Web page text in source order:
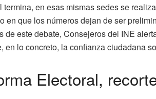
termina, en esas mismas sedes se
en que los números dejan de ser
de este debate, Consejeros del INE
en lo concreto, la confianza ciudadana
Electoral,